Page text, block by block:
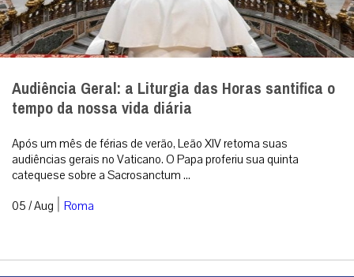
Audiência Geral: a Liturgia das Horas santifica o
tempo da nossa vida diária
Após um mês de férias de verão, Leão XIV retoma suas
audiências gerais no Vaticano. O Papa proferiu sua quinta
catequese sobre a Sacrosanctum ...
05 / Aug | Roma